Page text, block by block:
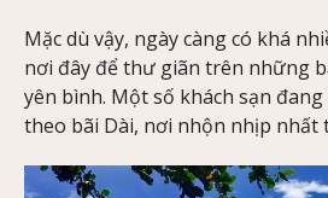
Mặc dù vậy, ngày càng có khá
nơi đây để thư giãn trên những
yên bình. Một số khách sạn
theo bãi Dài, nơi nhộn nhịp nhất